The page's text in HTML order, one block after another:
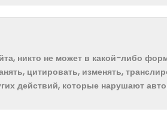
никто не может в какой-либо
цитировать, изменять,
действий, которые нарушают